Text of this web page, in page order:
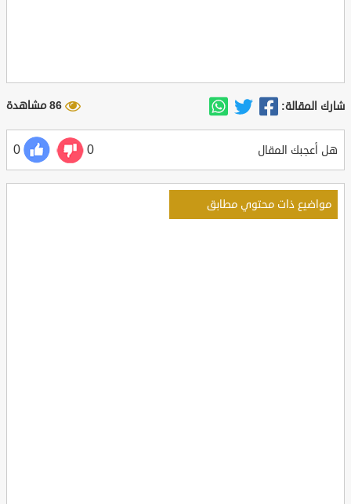
شارك المقالة: 86 مشاهدة
هل أعجبك المقال 0
0
مواضيع ذات محتوي مطابق